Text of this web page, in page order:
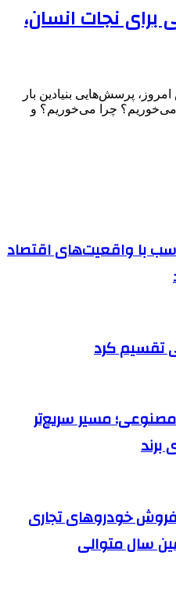
برای نجات انسان،
پرسش‌هایی بنیادین بار
می‌خوریم؟ چرا می‌خوریم؟ و
با واقعیت‌های اقتصاد
مسیر سریع‌تر
خودروهای تجاری
سال متوالی